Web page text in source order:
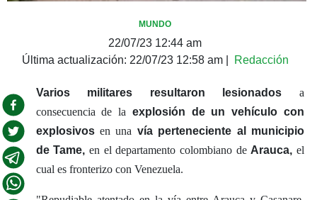
MUNDO
22/07/23 12:44 am
Última actualización: 22/07/23 12:58 am| Redacción
Varios militares resultaron lesionados a
consecuencia de la explosión de un vehículo con
explosivosen una vía perteneciente al municipio
de Tame, en el departamento colombiano de Arauca, el
cual es fronterizo con Venezuela.